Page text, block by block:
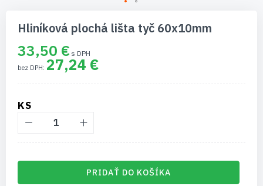
začiatok
galérie
obrázkov
Hliníková plochá lišta tyč 60x10mm
33,50 €
27,24 €
KS
PRIDAŤ DO KOŠÍKA